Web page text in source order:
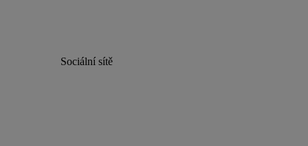
Sociální sítě